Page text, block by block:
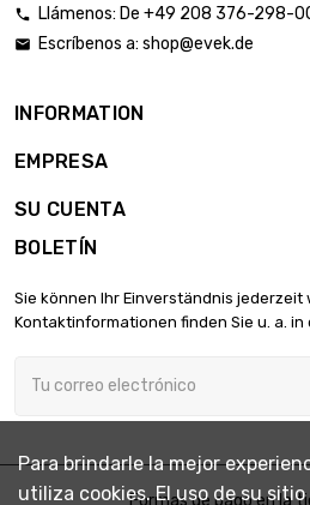
 Llámenos: De +49 208 376-298-
 Escríbenos a: shop@evek.de
INFORMATION
EMPRESA
SU CUENTA
BOLETÍN
Sie können Ihr Einverständnis jederzeit
Kontaktinformationen finden Sie u. a.
Formas de pago en la
Para brindarle la mejor
utiliza cookies. El uso de su